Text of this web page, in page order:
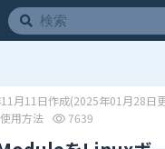
月11日作成(2025年01月28日
用方法
7639